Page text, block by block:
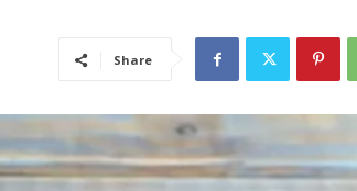
Share